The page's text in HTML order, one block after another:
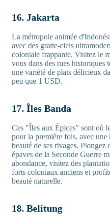
16. Jakarta
La métropole animée
avec des gratte-ciels
coloniale frappante. Visitez le
vous dans des rues historiques
une variété de plats délicieux
peu que 1 USD.
17. Îles Banda
Ces "Îles aux Épices" sont où
pour la première fois, avec une
beauté de ses rivages. Plongez
épaves de la Seconde Guerre
abondance, visitez des
forts coloniaux anciens et
beauté naturelle.
18. Belitung